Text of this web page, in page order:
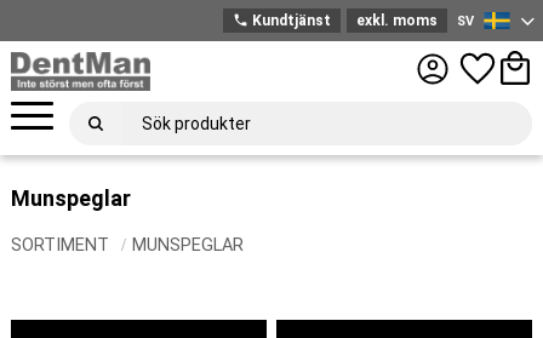
Meny
phone Kundtjänst exkl. moms
Svenska
SV
Favoriter
Munspeglar
SORTIMENT MUNSPEGLAR